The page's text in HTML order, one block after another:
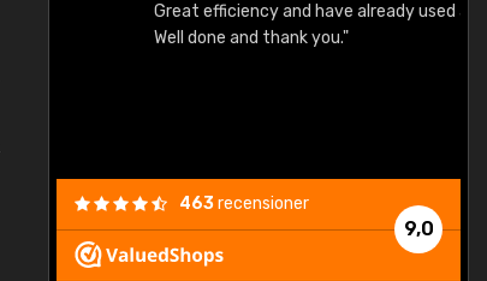
Great efficiency and have already used again.
Well done and thank you."
9,0
463recensioner